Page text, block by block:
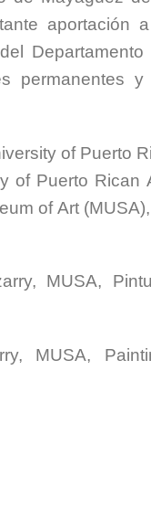
aportación
Departamento
permanentes y
of Puerto
of Puerto Rican
of Art
MUSA,
MUSA,